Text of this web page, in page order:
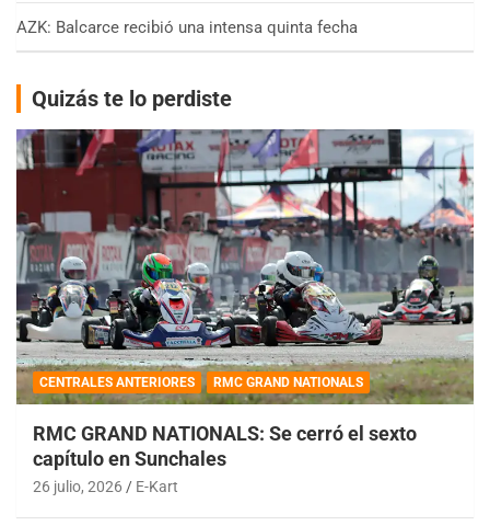
AZK: Balcarce recibió una intensa quinta fecha
Quizás te lo perdiste
CENTRALES ANTERIORES RMC GRAND NATIONALS
RMC GRAND NATIONALS: Se cerró el sexto
capítulo en Sunchales
26 julio, 2026 E-Kart